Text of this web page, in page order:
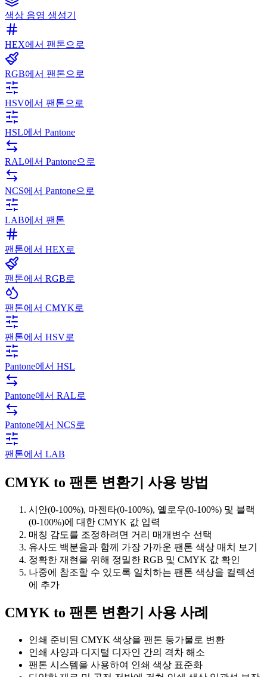
색상 음영 생성기
HEX에서 팬톤으로
RGB에서 팬톤으로
HSV에서 팬톤으로
HSL에서 Pantone
RAL에서 Pantone으로
NCS에서 Pantone으로
LAB에서 팬톤
팬톤에서 HEX로
팬톤에서 RGB로
팬톤에서 CMYK로
팬톤에서 HSV로
Pantone에서 HSL
Pantone에서 RAL로
Pantone에서 NCS로
팬톤에서 LAB
CMYK to 팬톤 변환기 사용 방법
시안(0-100%), 마젠타(0-100%), 옐로우(0-100%) 및 블랙
(0-100%)에 대한 CMYK 값 입력
매칭 감도를 조정하려면 거리 매개변수 선택
유사도 백분율과 함께 가장 가까운 팬톤 색상 매치 보기
정확한 재현을 위해 정밀한 RGB 및 CMYK 값 확인
나중에 참조할 수 있도록 일치하는 팬톤 색상을 컬렉션
에 추가
CMYK to 팬톤 변환기 사용 사례
인쇄 준비된 CMYK 색상을 팬톤 등가물로 변환
인쇄 사양과 디지털 디자인 간의 격차 해소
팬톤 시스템을 사용하여 인쇄 색상 표준화